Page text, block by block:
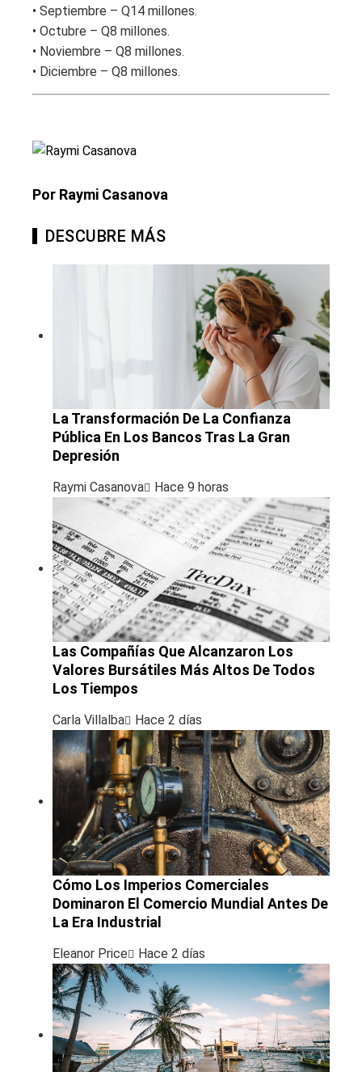
• Septiembre – Q14 millones.
• Octubre – Q8 millones.
• Noviembre – Q8 millones.
• Diciembre – Q8 millones.
Por Raymi Casanova
DESCUBRE MÁS
La Transformación De La Confianza
Pública En Los Bancos Tras La Gran
Depresión
Raymi Casanova Hace 9 horas
Las Compañías Que Alcanzaron Los
Valores Bursátiles Más Altos De Todos
Los Tiempos
Carla Villalba Hace 2 días
Cómo Los Imperios Comerciales
Dominaron El Comercio Mundial Antes De
La Era Industrial
Eleanor Price Hace 2 días